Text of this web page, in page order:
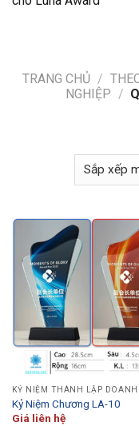
TRANG CHỦ /
NGHIỆP /
Kỷ Niệm Chương LA-10
Giá liên hệ